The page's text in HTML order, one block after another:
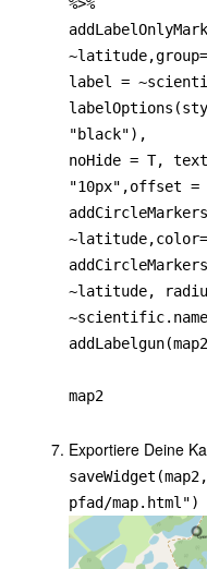
label =
"black"),
noHide = T,
"10px",offset =
~latitude,
map2
Exportiere Deine
pfad/map.html")